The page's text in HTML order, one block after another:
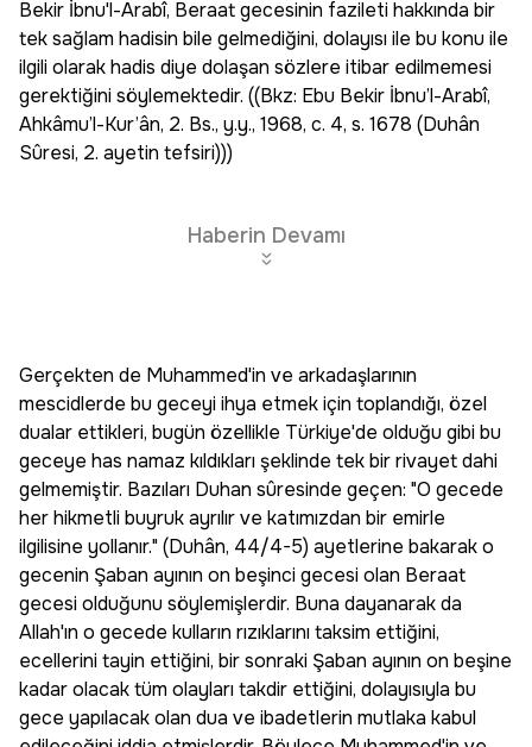
Bekir İbnu'l-Arabî, Beraat gecesinin fazileti hakkında bir
tek sağlam hadisin bile gelmediğini, dolayısı ile bu konu ile
ilgili olarak hadis diye dolaşan sözlere itibar edilmemesi
gerektiğini söylemektedir. ((Bkz: Ebu Bekir İbnu’l-Arabî,
Ahkâmu’l-Kur’ân, 2. Bs., y.y., 1968, c. 4, s. 1678 (Duhân
Sûresi, 2. ayetin tefsiri)))
Haberin Devamı
Gerçekten de Muhammed'in ve arkadaşlarının
mescidlerde bu geceyi ihya etmek için toplandığı, özel
dualar ettikleri, bugün özellikle Türkiye'de olduğu gibi bu
geceye has namaz kıldıkları şeklinde tek bir rivayet dahi
gelmemiştir. Bazıları Duhan sûresinde geçen: "O gecede
her hikmetli buyruk ayrılır ve katımızdan bir emirle
ilgilisine yollanır." (Duhân, 44/4-5) ayetlerine bakarak o
gecenin Şaban ayının on beşinci gecesi olan Beraat
gecesi olduğunu söylemişlerdir. Buna dayanarak da
Allah'ın o gecede kulların rızıklarını taksim ettiğini,
ecellerini tayin ettiğini, bir sonraki Şaban ayının on beşine
kadar olacak tüm olayları takdir ettiğini, dolayısıyla bu
gece yapılacak olan dua ve ibadetlerin mutlaka kabul